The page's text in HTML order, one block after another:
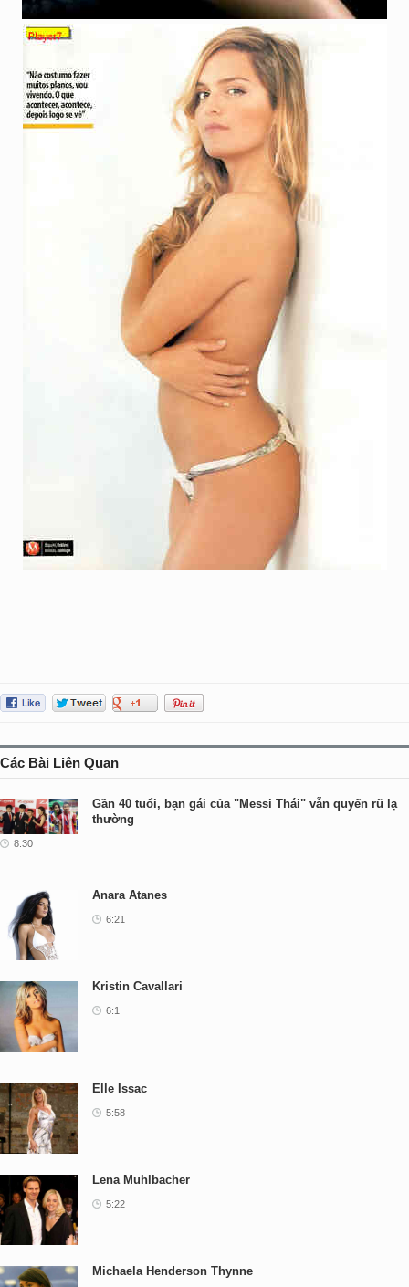
Các Bài Liên Quan
Gần 40 tuổi, bạn gái của "Messi Thái" vẫn quyến rũ lạ
thường
8:30
Anara Atanes
6:21
Kristin Cavallari
6:1
Elle Issac
5:58
Lena Muhlbacher
5:22
Michaela Henderson Thynne